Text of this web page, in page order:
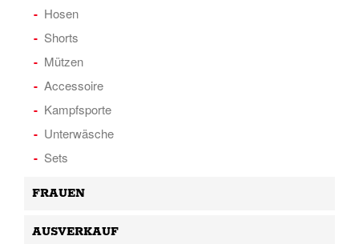
Hosen
Shorts
Mützen
Accessoire
Kampfsporte
Unterwäsche
Sets
FRAUEN
AUSVERKAUF